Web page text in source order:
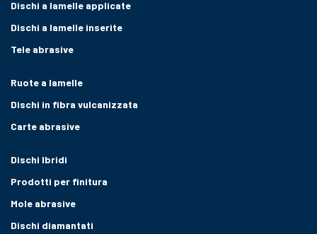
Dischi a lamelle applicate
Dischi a lamelle inserite
Tele abrasive
Ruote a lamelle
Dischi in fibra vulcanizzata
Carte abrasive
Dischi Ibridi
Prodotti per finitura
Mole abrasive
Dischi diamantati